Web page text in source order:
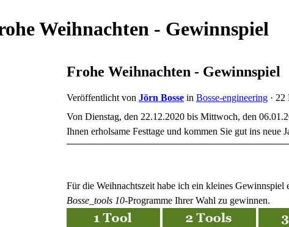
Weihnachten - Gewinnspiel
Frohe Weihnachten - Gewinnspiel
Veröffentlicht von Jörn Bosse in Bosse-engineering · 22
Von Dienstag, den 22.12.2020 bis Mittwoch, den
Ihnen erholsame Festtage und kommen Sie gut ins neue
Für die Weihnachtszeit habe ich ein kleines
Bosse_tools 10-Programme Ihrer Wahl zu gewinnen.